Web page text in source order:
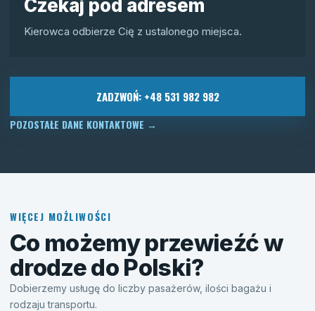
Czekaj pod adresem
Kierowca odbierze Cię z ustalonego miejsca.
ZADZWOŃ: +48 531 982 982
POZOSTAŁE DANE KONTAKTOWE →
WIĘCEJ MOŻLIWOŚCI
Co możemy przewieźć w
drodze do Polski?
Dobierzemy usługę do liczby pasażerów, ilości bagażu i
rodzaju transportu.